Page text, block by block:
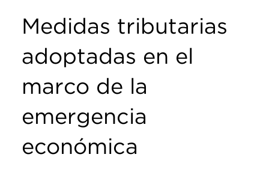
Medidas tributarias
adoptadas en el
marco de la
emergencia
económica